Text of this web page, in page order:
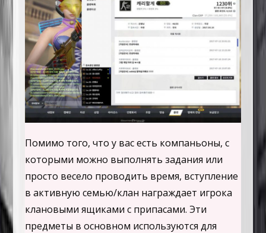
Помимо того, что у вас есть компаньоны, с
которыми можно выполнять задания или
просто весело проводить время, вступление
в активную семью/клан награждает игрока
клановыми ящиками с припасами. Эти
предметы в основном используются для